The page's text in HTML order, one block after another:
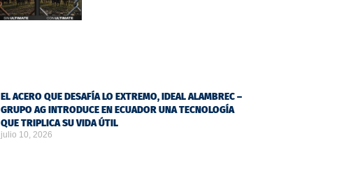
EL ACERO QUE DESAFÍA LO EXTREMO, IDEAL ALAMBREC –
GRUPO AG INTRODUCE EN ECUADOR UNA TECNOLOGÍA
QUE TRIPLICA SU VIDA ÚTIL
julio 10, 2026